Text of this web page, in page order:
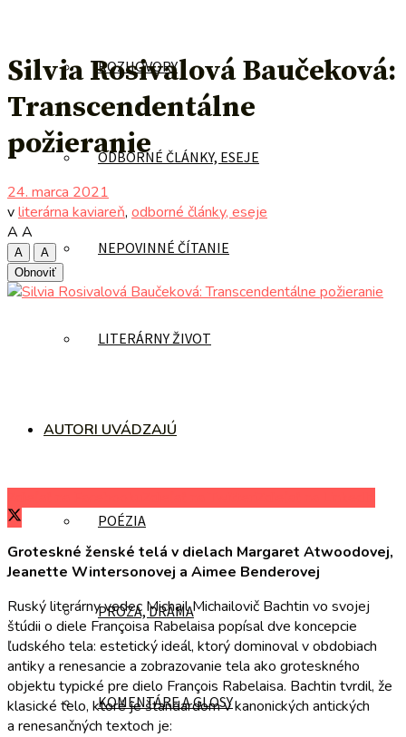
ROZHOVORY
ODBORNÉ ČLÁNKY, ESEJE
NEPOVINNÉ ČÍTANIE
LITERÁRNY ŽIVOT
AUTORI UVÁDZAJÚ
POÉZIA
PRÓZA, DRÁMA
KOMENTÁRE A GLOSY
Silvia Rosivalová Baučeková:
Transcendentálne
požieranie
24. marca 2021
vliterárna kaviareň, odborné články, eseje
A A
A
A
Obnoviť
Groteskné ženské telá v dielach Margaret Atwoodovej,
Jeanette Wintersonovej a Aimee Benderovej
Ruský literárny vedec Michail Michailovič Bachtin vo svojej
štúdii o diele Françoisa Rabelaisa popísal dve koncepcie
ľudského tela: estetický ideál, ktorý dominoval v obdobiach
antiky a renesancie a zobrazovanie tela ako groteskného
objektu typické pre dielo François Rabelaisa. Bachtin tvrdil, že
klasické telo, ktoré je štandardom v kanonických antických
a renesančných textoch je: